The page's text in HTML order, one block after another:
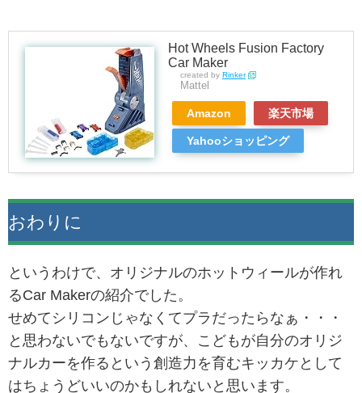
Hot Wheels Fusion Factory
Car Maker
created by Rinker
Mattel
Amazon 楽天市場
Yahooショッピング
おわりに
というわけで、オリジナルのホットウィールが作れ
るCar Makerの紹介でした。
せめてシリコンじゃなくてプラだったらなぁ・・・
と思わないでもないですが、こどもが自分のオリジ
ナルカーを作るという創造力を育むキッカケとして
はちょうどいいのかもしれないと思います。